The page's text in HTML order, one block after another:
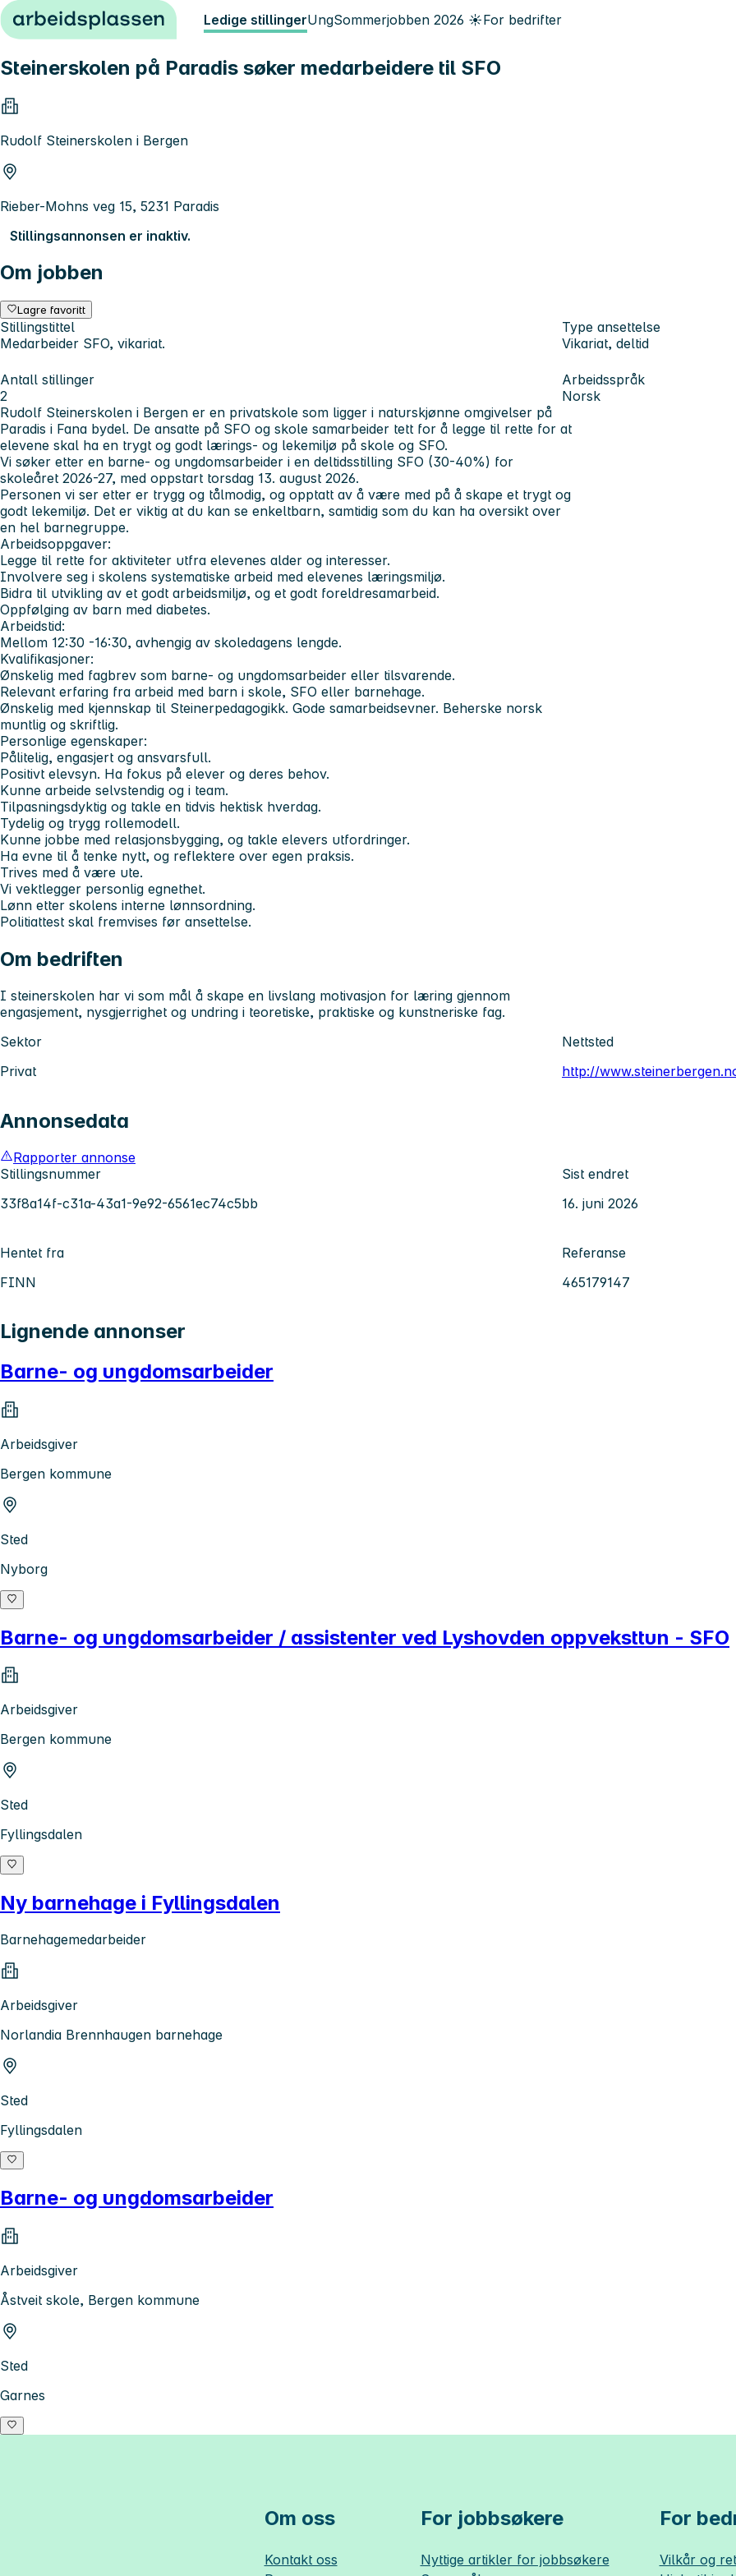
Hopp til innhold Ledige stillingerUngSommerjobben 2026 ☀️For bedrifter
Steinerskolen på Paradis søker medarbeidere til SFO
Rudolf Steinerskolen i Bergen
Rieber-Mohns veg 15, 5231 Paradis
Stillingsannonsen er inaktiv.
Om jobben
Lagre favoritt
Stillingstittel
Medarbeider SFO, vikariat.
Type ansettelse
Vikariat, deltid
Antall stillinger
2
Arbeidsspråk
Norsk
Rudolf Steinerskolen i Bergen er en privatskole som ligger i naturskjønne omgivelser på
Paradis i Fana bydel. De ansatte på SFO og skole samarbeider tett for å legge til rette for at
elevene skal ha en trygt og godt lærings- og lekemiljø på skole og SFO.
Vi søker etter en barne- og ungdomsarbeider i en deltidsstilling SFO (30-40%) for
skoleåret 2026-27, med oppstart torsdag 13. august 2026.
Personen vi ser etter er trygg og tålmodig, og opptatt av å være med på å skape et trygt og
godt lekemiljø. Det er viktig at du kan se enkeltbarn, samtidig som du kan ha oversikt over
en hel barnegruppe.
Arbeidsoppgaver:
Legge til rette for aktiviteter utfra elevenes alder og interesser.
Involvere seg i skolens systematiske arbeid med elevenes læringsmiljø.
Bidra til utvikling av et godt arbeidsmiljø, og et godt foreldresamarbeid.
Oppfølging av barn med diabetes.
Arbeidstid:
Mellom 12:30 -16:30, avhengig av skoledagens lengde.
Kvalifikasjoner:
Ønskelig med fagbrev som barne- og ungdomsarbeider eller tilsvarende.
Relevant erfaring fra arbeid med barn i skole, SFO eller barnehage.
Ønskelig med kjennskap til Steinerpedagogikk. Gode samarbeidsevner. Beherske norsk
muntlig og skriftlig.
Personlige egenskaper:
Pålitelig, engasjert og ansvarsfull.
Positivt elevsyn. Ha fokus på elever og deres behov.
Kunne arbeide selvstendig og i team.
Tilpasningsdyktig og takle en tidvis hektisk hverdag.
Tydelig og trygg rollemodell.
Kunne jobbe med relasjonsbygging, og takle elevers utfordringer.
Ha evne til å tenke nytt, og reflektere over egen praksis.
Trives med å være ute.
Vi vektlegger personlig egnethet.
Lønn etter skolens interne lønnsordning.
Politiattest skal fremvises før ansettelse.
Om bedriften
I steinerskolen har vi som mål å skape en livslang motivasjon for læring gjennom
engasjement, nysgjerrighet og undring i teoretiske, praktiske og kunstneriske fag.
Sektor
Privat
Nettsted
http://
Annonsedata
Rapporter annonse
Stillingsnummer
33f8a14f-c31a-43a1-9e92-6561ec74c5bb
Sist endret
16. juni 2026
Hentet fra
FINN
Referanse
465179147
Lignende annonser
Barne- og ungdomsarbeider
Arbeidsgiver
Bergen kommune
Sted
Nyborg
Barne- og ungdomsarbeider / assistenter ved Lyshovden oppveksttun - SFO
Arbeidsgiver
Bergen kommune
Sted
Fyllingsdalen
Ny barnehage i Fyllingsdalen
Barnehagemedarbeider
Arbeidsgiver
Norlandia Brennhaugen barnehage
Sted
Fyllingsdalen
Barne- og ungdomsarbeider
Arbeidsgiver
Åstveit skole, Bergen kommune
Sted
Garnes
Om oss
Kontakt oss
For jobbsøkere
Nyttige artikler for jobbsøkere
For
Vilkår og